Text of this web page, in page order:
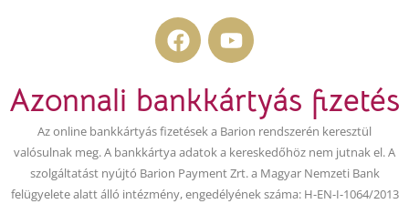
F
a
e
b
o
o
k
Y
o
t
u
b
e
Azonnali bankkártyás fizetés
Az online bankkártyás fizetések a Barion rendszerén keresztül
valósulnak meg. A bankkártya adatok a kereskedőhöz nem jutnak el. A
szolgáltatást nyújtó Barion Payment Zrt. a Magyar Nemzeti Bank
felügyelete alatt álló intézmény, engedélyének száma: H-EN-I-1064/2013